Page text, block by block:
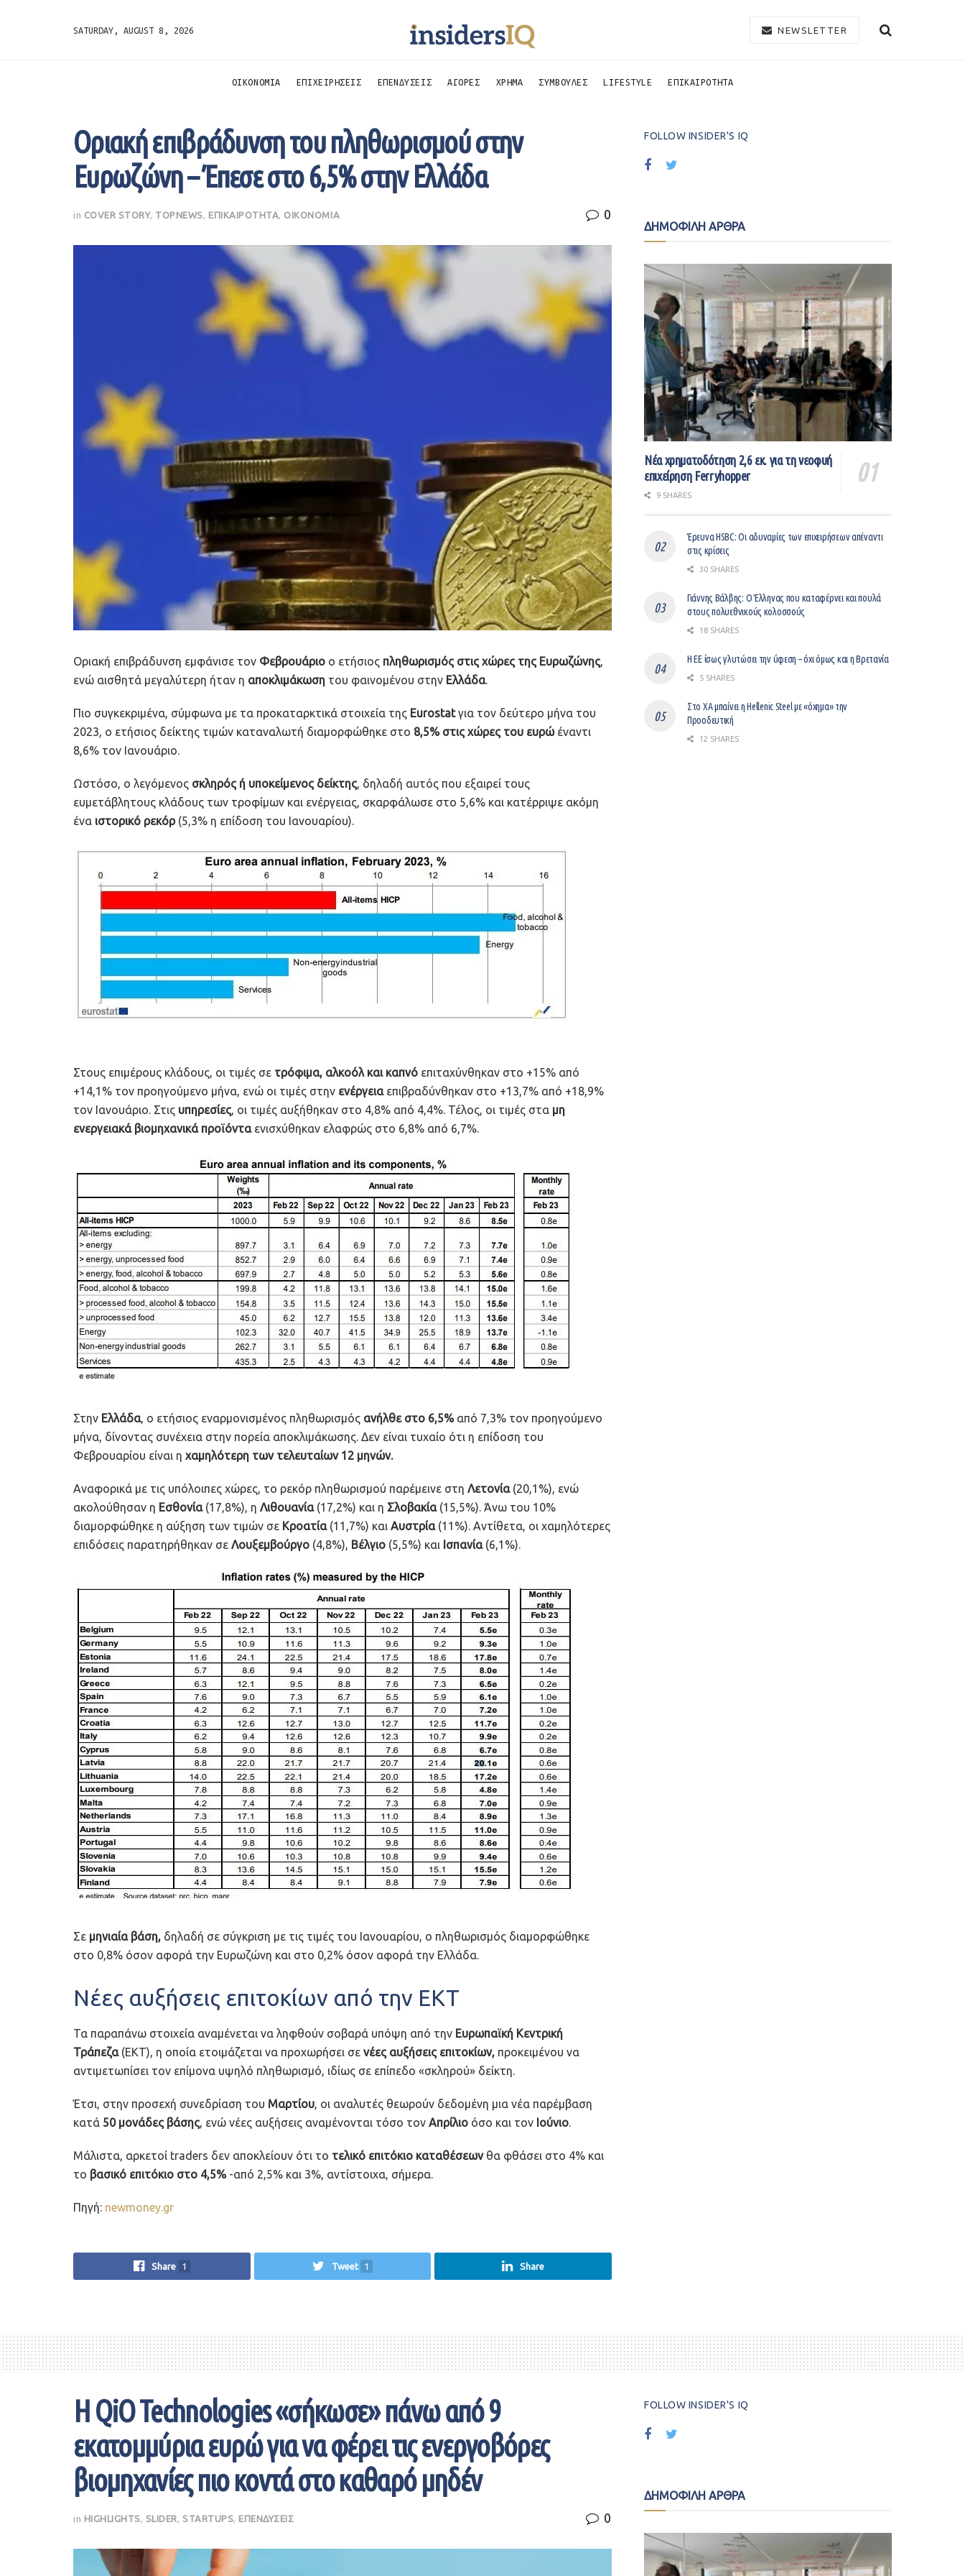
SATURDAY, AUGUST 8, 2026 NEWSLETTER
ΟΙΚΟΝΟΜΙΑ ΕΠΙΧΕΙΡΗΣΕΙΣ ΕΠΕΝΔΥΣΕΙΣ ΑΓΟΡΕΣ ΧΡΗΜΑ ΣΥΜΒΟΥΛΕΣ LIFESTYLE ΕΠΙΚΑΙΡΟΤΗΤΑ
Οριακή επιβράδυνση του πληθωρισμού στην
Ευρωζώνη – Έπεσε στο 6,5% στην Ελλάδα
in COVER STORY, TOPNEWS ΕΠΙΚΑΙΡΟΤΗΤΑ ΟΙΚΟΝΟΜΙΑ 0
Οριακή επιβράδυνση εμφάνισε τον Φεβρουάριο ο ετήσιος πληθωρισμός στις χώρες της Ευρωζώνης,
ενώ αισθητά μεγαλύτερη ήταν η αποκλιμάκωση του φαινομένου στην Ελλάδα.
Πιο συγκεκριμένα, σύμφωνα με τα προκαταρκτικά στοιχεία της Eurostatγια τον δεύτερο μήνα του
2023, ο ετήσιος δείκτης τιμών καταναλωτή διαμορφώθηκε στο 8,5% στις χώρες του ευρώέναντι
8,6% τον Ιανουάριο.
Ωστόσο, ο λεγόμενος σκληρός ή υποκείμενος δείκτης, δηλαδή αυτός που εξαιρεί τους
ευμετάβλητους κλάδους των τροφίμων και ενέργειας, σκαρφάλωσε στο 5,6% και κατέρριψε ακόμη
ένα ιστορικό ρεκόρ(5,3% η επίδοση του Ιανουαρίου).
Στους επιμέρους κλάδους, οι τιμές σε τρόφιμα, αλκοόλ και καπνό επιταχύνθηκαν στο +15% από
+14,1% τον προηγούμενο μήνα, ενώ οι τιμές στην ενέργειαεπιβραδύνθηκαν στο +13,7% από +18,9%
τον Ιανουάριο. Στις υπηρεσίες, οι τιμές αυξήθηκαν στο 4,8% από 4,4%. Τέλος, οι τιμές στα μη
ενεργειακά βιομηχανικά προϊόνταενισχύθηκαν ελαφρώς στο 6,8% από 6,7%.
Στην Ελλάδα, ο ετήσιος εναρμονισμένος πληθωρισμός ανήλθε στο 6,5%από 7,3% τον προηγούμενο
μήνα, δίνοντας συνέχεια στην πορεία αποκλιμάκωσης. Δεν είναι τυχαίο ότι η επίδοση του
Φεβρουαρίου είναι η χαμηλότερη των τελευταίων 12 μηνών.
Αναφορικά με τις υπόλοιπες χώρες, το ρεκόρ πληθωρισμού παρέμεινε στη Λετονία(20,1%), ενώ
ακολούθησαν η Εσθονία(17,8%), η Λιθουανία(17,2%) και η Σλοβακία(15,5%). Άνω του 10%
διαμορφώθηκε η αύξηση των τιμών σε Κροατία(11,7%) και Αυστρία(11%). Αντίθετα, οι χαμηλότερες
επιδόσεις παρατηρήθηκαν σε Λουξεμβούργο (4,8%), Βέλγιο (5,5%) και Ισπανία(6,1%).
Σε μηνιαία βάση, δηλαδή σε σύγκριση με τις τιμές του Ιανουαρίου, ο πληθωρισμός διαμορφώθηκε
στο 0,8% όσον αφορά την Ευρωζώνη και στο 0,2% όσον αφορά την Ελλάδα.
Νέες αυξήσεις επιτοκίων από την ΕΚΤ
Τα παραπάνω στοιχεία αναμένεται να ληφθούν σοβαρά υπόψη από την Ευρωπαϊκή Κεντρική
Τράπεζα(ΕΚΤ), η οποία ετοιμάζεται να προχωρήσει σε νέες αυξήσεις επιτοκίων, προκειμένου να
αντιμετωπίσει τον επίμονα υψηλό πληθωρισμό, ιδίως σε επίπεδο «σκληρού» δείκτη.
Έτσι, στην προσεχή συνεδρίαση του Μαρτίου, οι αναλυτές θεωρούν δεδομένη μια νέα παρέμβαση
κατά 50 μονάδες βάσης, ενώ νέες αυξήσεις αναμένονται τόσο τον Απρίλιο όσο και τον Ιούνιο.
Μάλιστα, αρκετοί traders δεν αποκλείουν ότι το τελικό επιτόκιο καταθέσεων θα φθάσει στο 4% και
το βασικό επιτόκιο στο 4,5%-από 2,5% και 3%, αντίστοιχα, σήμερα.
Πηγή: newmoney.gr
Share 1 Tweet 1 Share
FOLLOW INSIDER'S IQ
ΔΗΜΟΦΙΛΗ ΑΡΘΡΑ
Νέα χρηματοδότηση 2,6 εκ. για τη νεοφυή
επιχείρηση Ferryhopper
9 SHARES
Έρευνα HSBC: Οι αδυναμίες των επιχειρήσεων απέναντι
στις κρίσεις
30 SHARES
Γιάννης Βάλβης: O Έλληνας που καταφέρνει και πουλά
στους πολυεθνικούς κολοσσούς
18 SHARES
Η ΕΕ ίσως γλυτώσει την ύφεση – όχι όμως και η Βρετανία
5 SHARES
Στο ΧΑ μπαίνει η Hellenic Steel με «όχημα» την
Προοδευτική
12 SHARES
Η QiO Technologies «σήκωσε» πάνω από 9
εκατομμύρια ευρώ για να φέρει τις ενεργοβόρες
βιομηχανίες πιο κοντά στο καθαρό μηδέν
in HIGHLIGHTS SLIDER STARTUPS ΕΠΕΝΔΥΣΕΙΣ 0
FOLLOW INSIDER'S IQ
ΔΗΜΟΦΙΛΗ ΑΡΘΡΑ